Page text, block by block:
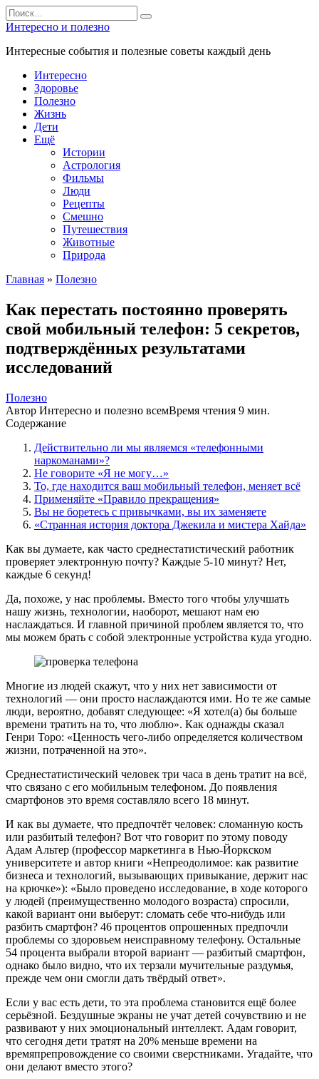
Перейти
к
контенту
Search
for:
Интересно и полезно
Интересные события и полезные советы каждый день
Интересно
Здоровье
Полезно
Жизнь
Дети
Ещё
Истории
Астрология
Фильмы
Люди
Рецепты
Смешно
Путешествия
Животные
Природа
Главная » Полезно
Как перестать постоянно проверять
свой мобильный телефон: 5 секретов,
подтверждённых результатами
исследований
Полезно
Автор Интересно и полезно всемВремя чтения 9 мин.
Содержание
Действительно ли мы являемся «телефонными
наркоманами»?
Не говорите «Я не могу…»
То, где находится ваш мобильный телефон, меняет всё
Применяйте «Правило прекращения»
Вы не боретесь с привычками, вы их заменяете
«Странная история доктора Джекила и мистера Хайда»
Как вы думаете, как часто среднестатистический работник
проверяет электронную почту? Каждые 5-10 минут? Нет,
каждые 6 секунд!
Да, похоже, у нас проблемы. Вместо того чтобы улучшать
нашу жизнь, технологии, наоборот, мешают нам ею
наслаждаться. И главной причиной проблем является то, что
мы можем брать с собой электронные устройства куда угодно.
Многие из людей скажут, что у них нет зависимости от
технологий — они просто наслаждаются ими. Но те же самые
люди, вероятно, добавят следующее: «Я хотел(а) бы больше
времени тратить на то, что люблю». Как однажды сказал
Генри Торо: «Ценность чего-либо определяется количеством
жизни, потраченной на это».
Среднестатистический человек три часа в день тратит на всё,
что связано с его мобильным телефоном. До появления
смартфонов это время составляло всего 18 минут.
И как вы думаете, что предпочтёт человек: сломанную кость
или разбитый телефон? Вот что говорит по этому поводу
Адам Альтер (профессор маркетинга в Нью-Йоркском
университете и автор книги «Непреодолимое: как развитие
бизнеса и технологий, вызывающих привыкание, держит нас
на крючке»): «Было проведено исследование, в ходе которого
у людей (преимущественно молодого возраста) спросили,
какой вариант они выберут: сломать себе что-нибудь или
разбить смартфон? 46 процентов опрошенных предпочли
проблемы со здоровьем неисправному телефону. Остальные
54 процента выбрали второй вариант — разбитый смартфон,
однако было видно, что их терзали мучительные раздумья,
прежде чем они смогли дать твёрдый ответ».
Если у вас есть дети, то эта проблема становится ещё более
серьёзной. Бездушные экраны не учат детей сочувствию и не
развивают у них эмоциональный интеллект. Адам говорит,
что сегодня дети тратят на 20% меньше времени на
времяпрепровождение со своими сверстниками. Угадайте, что
они делают вместо этого?